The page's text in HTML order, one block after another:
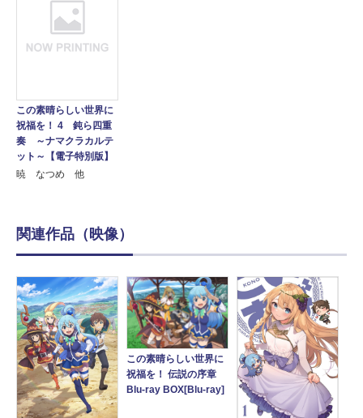
この素晴らしい世界に
祝福を！ 4 鈍ら四重
奏 ～ナマクラカルテ
ット～【電子特別版】
暁 なつめ 他
関連作品（映像）
この素晴らしい世界に
祝福を！ 伝説の序章
Blu-ray BOX[Blu-ray]